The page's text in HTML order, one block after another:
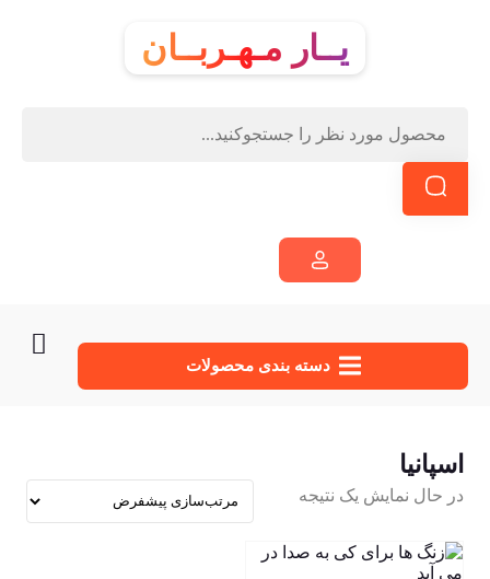
یــار مـهـربــان
دسته‌ بندی محصولات
اسپانیا
در حال نمایش یک نتیجه